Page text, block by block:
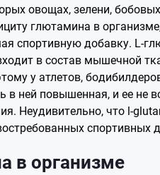
овощах, зелени,
глютамина в
спортивную добавку. L-
в состав мышечной
у атлетов,
в ней повышенная, и ее не
Неудивительно, что l-
спортивных
в организме